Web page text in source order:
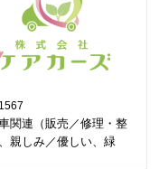
関連（販売／修理・整
親しみ／優しい、緑